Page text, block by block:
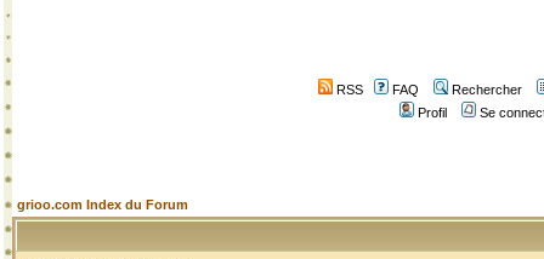
RSS FAQ
Rechercher
Profil
Se
grioo.com Index du Forum